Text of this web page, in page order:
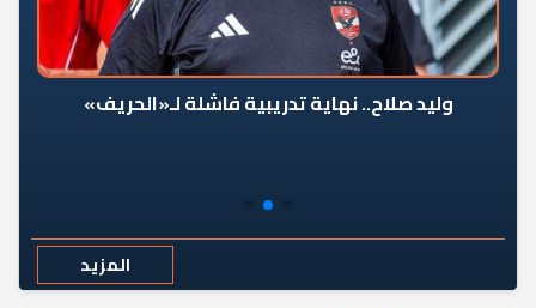
وليد صلاح.. نهاية تدريبية فاشلة لـ«الحريف»
المزيد